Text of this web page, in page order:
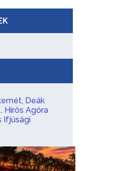
Deák
Hírös Agóra
Ifjúsági